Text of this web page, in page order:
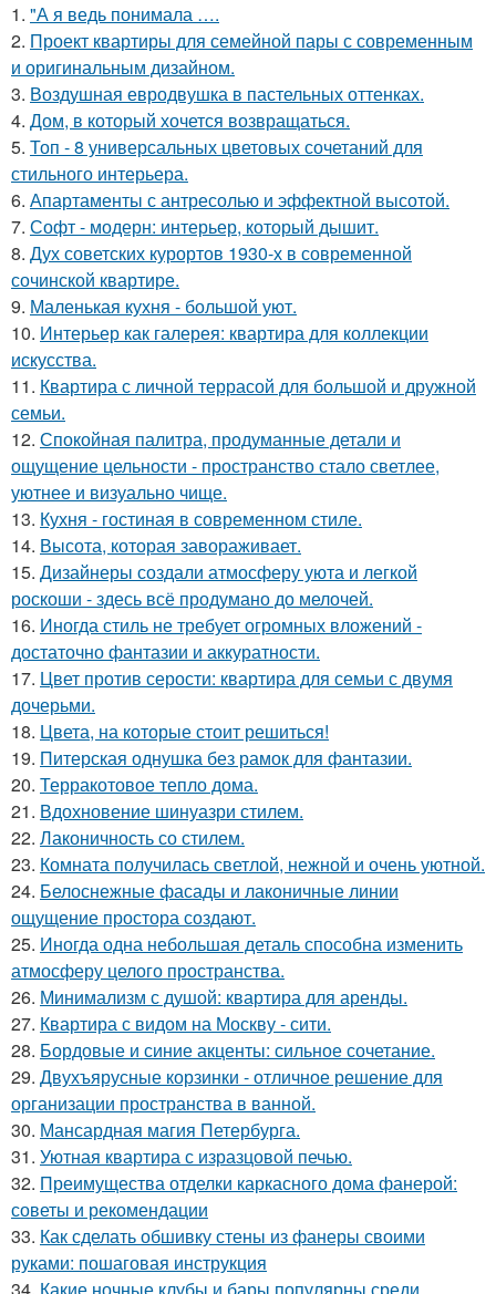
1. "А я ведь понимала ….
2. Проект квартиры для семейной пары с современным
и оригинальным дизайном.
3. Воздушная евродвушка в пастельных оттенках.
4. Дом, в который хочется возвращаться.
5. Топ - 8 универсальных цветовых сочетаний для
стильного интерьера.
6. Апартаменты с антресолью и эффектной высотой.
7. Софт - модерн: интерьер, который дышит.
8. Дух советских курортов 1930-х в современной
сочинской квартире.
9. Маленькая кухня - большой уют.
10. Интерьер как галерея: квартира для коллекции
искусства.
11. Квартира с личной террасой для большой и дружной
семьи.
12. Спокойная палитра, продуманные детали и
ощущение цельности - пространство стало светлее,
уютнее и визуально чище.
13. Кухня - гостиная в современном стиле.
14. Высота, которая завораживает.
15. Дизайнеры создали атмосферу уюта и легкой
роскоши - здесь всё продумано до мелочей.
16. Иногда стиль не требует огромных вложений -
достаточно фантазии и аккуратности.
17. Цвет против серости: квартира для семьи с двумя
дочерьми.
18. Цвета, на которые стоит решиться!
19. Питерская однушка без рамок для фантазии.
20. Терракотовое тепло дома.
21. Вдохновение шинуазри стилем.
22. Лаконичность со стилем.
23. Комната получилась светлой, нежной и очень уютной.
24. Белоснежные фасады и лаконичные линии
ощущение простора создают.
25. Иногда одна небольшая деталь способна изменить
атмосферу целого пространства.
26. Минимализм с душой: квартира для аренды.
27. Квартира с видом на Москву - сити.
28. Бордовые и синие акценты: сильное сочетание.
29. Двухъярусные корзинки - отличное решение для
организации пространства в ванной.
30. Мансардная магия Петербурга.
31. Уютная квартира с изразцовой печью.
32. Преимущества отделки каркасного дома фанерой:
советы и рекомендации
33. Как сделать обшивку стены из фанеры своими
руками: пошаговая инструкция